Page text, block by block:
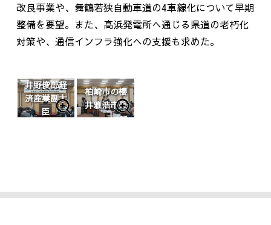
改良事業や、舞鶴若狭自動車道の4車線化について早期
整備を要望。また、高浜発電所へ通じる県道の老朽化
対策や、通信インフラ強化への支援も求めた。
井野俊郎経
済産業副大
臣
柏崎市の櫻
井雅浩市長